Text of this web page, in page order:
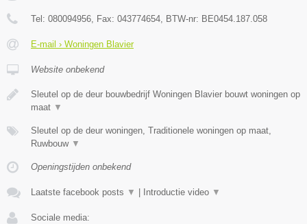
Tel: 080094956, Fax: 043774654, BTW-nr: BE0454.187.058
E-mail › Woningen Blavier
Website onbekend
Sleutel op de deur bouwbedrijf Woningen Blavier bouwt woningen op
maat ▼
Sleutel op de deur woningen, Traditionele woningen op maat,
Ruwbouw ▼
Openingstijden onbekend
Laatste facebook posts ▼ Introductie video ▼
Sociale media: